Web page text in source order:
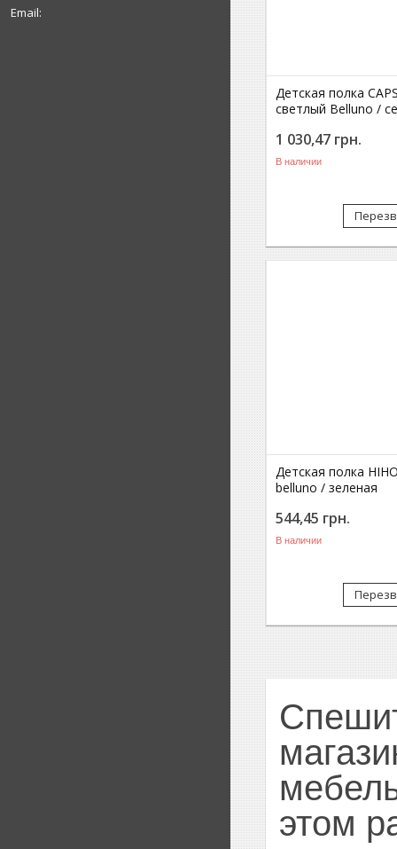
Детская полка
светлый Belluno /
1 030,47 грн.
В наличии
Детская полка
belluno / зеленая
544,45 грн.
В наличии
этом